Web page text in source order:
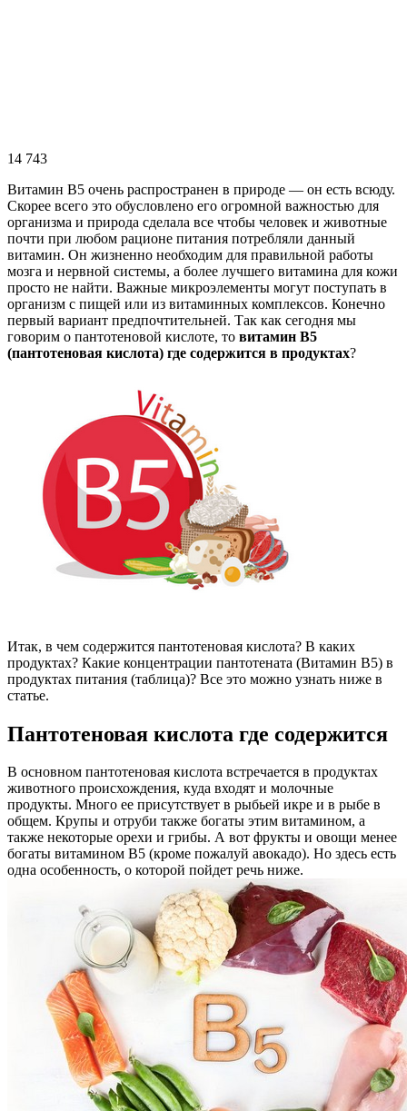
14 743
Витамин В5 очень распространен в природе — он есть всюду.
Скорее всего это обусловлено его огромной важностью для
организма и природа сделала все чтобы человек и животные
почти при любом рационе питания потребляли данный
витамин. Он жизненно необходим для правильной работы
мозга и нервной системы, а более лучшего витамина для кожи
просто не найти. Важные микроэлементы могут поступать в
организм с пищей или из витаминных комплексов. Конечно
первый вариант предпочтительней. Так как сегодня мы
говорим о пантотеновой кислоте, то витамин В5
(пантотеновая кислота) где содержится в продуктах?
Итак, в чем содержится пантотеновая кислота? В каких
продуктах? Какие концентрации пантотената (Витамин В5) в
продуктах питания (таблица)? Все это можно узнать ниже в
статье.
Пантотеновая кислота где содержится
В основном пантотеновая кислота встречается в продуктах
животного происхождения, куда входят и молочные
продукты. Много ее присутствует в рыбьей икре и в рыбе в
общем. Крупы и отруби также богаты этим витамином, а
также некоторые орехи и грибы. А вот фрукты и овощи менее
богаты витамином В5 (кроме пожалуй авокадо). Но здесь есть
одна особенность, о которой пойдет речь ниже.